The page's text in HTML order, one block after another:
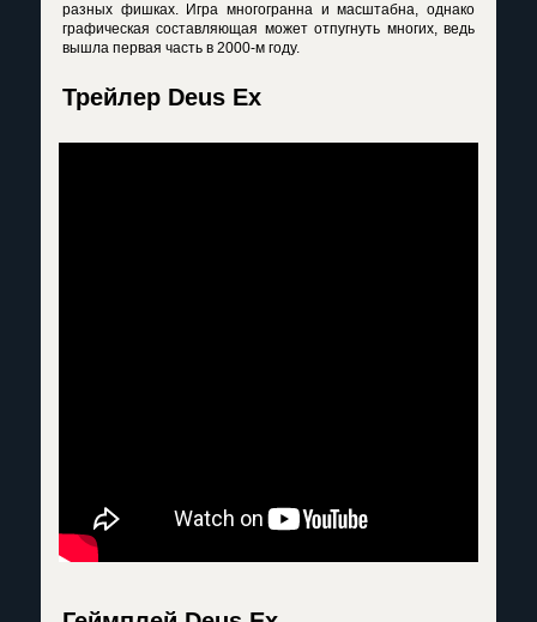
разных фишках. Игра многогранна и масштабна, однако
графическая составляющая может отпугнуть многих, ведь
вышла первая часть в 2000-м году.
Трейлер Deus Ex